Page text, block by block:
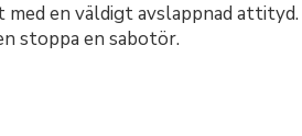
en väldigt avslappnad attityd.
stoppa en sabotör.